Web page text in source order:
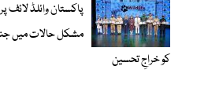
مشکل حالات میں
کو خراجِ تحسین